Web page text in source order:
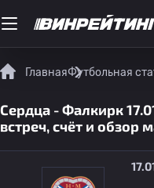
ГлавнаяФутбольная
Сердца - Фалкирк
встреч, счёт и обзор